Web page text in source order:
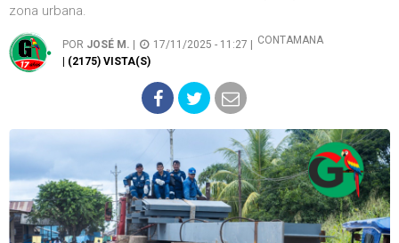
zona urbana.
POR JOSÉ M. 17/11/2025 - 11:27 |
CONTAMANA
| (2175) VISTA(S)